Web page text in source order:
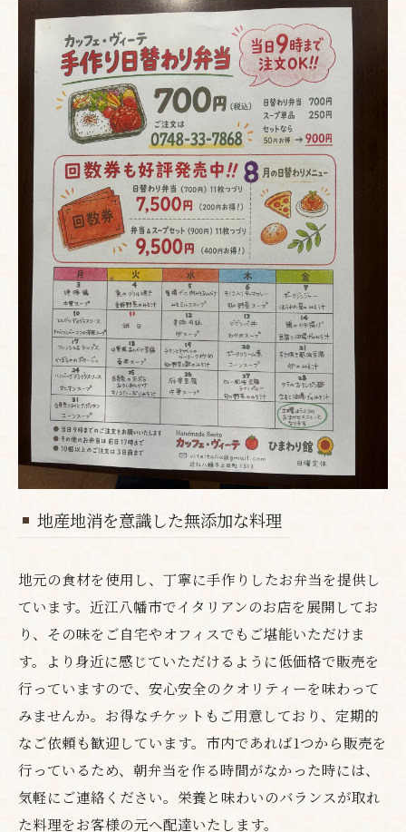
地産地消を意識した無添加な料理
地元の食材を使用し、丁寧に手作りしたお弁当を提供し
ています。近江八幡市でイタリアンのお店を展開してお
り、その味をご自宅やオフィスでもご堪能いただけま
す。より身近に感じていただけるように低価格で販売を
行っていますので、安心安全のクオリティーを味わって
みませんか。お得なチケットもご用意しており、定期的
なご依頼も歓迎しています。市内であれば1つから販売を
行っているため、朝弁当を作る時間がなかった時には、
気軽にご連絡ください。栄養と味わいのバランスが取れ
た料理をお客様の元へ配達いたします。